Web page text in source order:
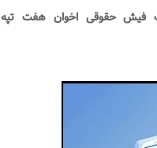
فیش حقوقی اخوان هفت تپه